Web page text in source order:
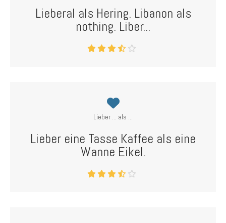
Lieberal als Hering. Libanon als
nothing. Liber...
Lieber ... als ...
Lieber eine Tasse Kaffee als eine
Wanne Eikel.